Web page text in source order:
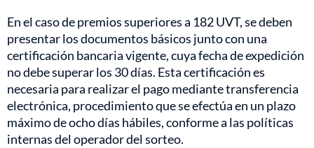
En el caso de premios superiores a 182 UVT, se deben
presentar los documentos básicos junto con una
certificación bancaria vigente, cuya fecha de expedición
no debe superar los 30 días. Esta certificación es
necesaria para realizar el pago mediante transferencia
electrónica, procedimiento que se efectúa en un plazo
máximo de ocho días hábiles, conforme a las políticas
internas del operador del sorteo.